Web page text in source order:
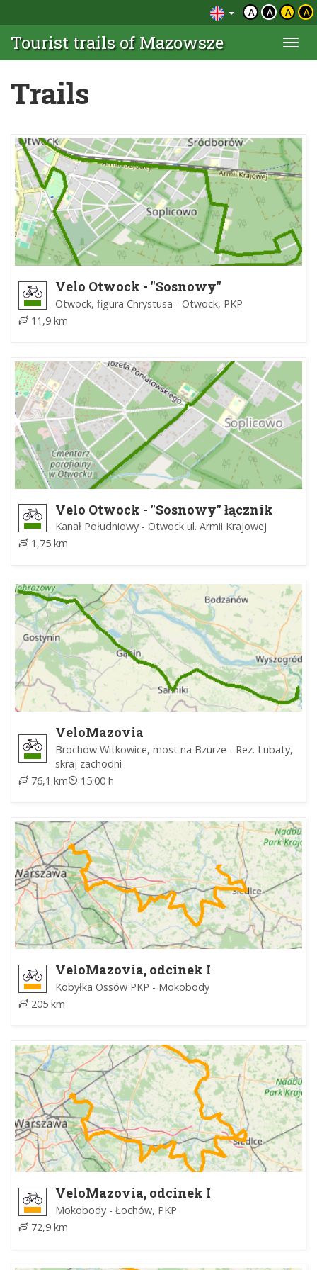
A A A A
Tourist trails of Mazowsze
Trails
Velo Otwock - "Sosnowy"
Otwock, figura Chrystusa - Otwock, PKP
11,9 km
Velo Otwock - "Sosnowy" łącznik
Kanał Południowy - Otwock ul. Armii Krajowej
1,75 km
VeloMazovia
Brochów Witkowice, most na Bzurze - Rez. Lubaty,
skraj zachodni
76,1 km
15:00 h
VeloMazovia, odcinek I
Kobyłka Ossów PKP - Mokobody
205 km
VeloMazovia, odcinek I
Mokobody - Łochów, PKP
72,9 km